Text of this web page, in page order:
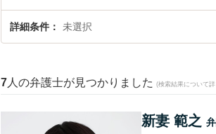
詳細条件 未選択
7 人の弁護士が見つかりました (検索結果について詳
新妻 範之